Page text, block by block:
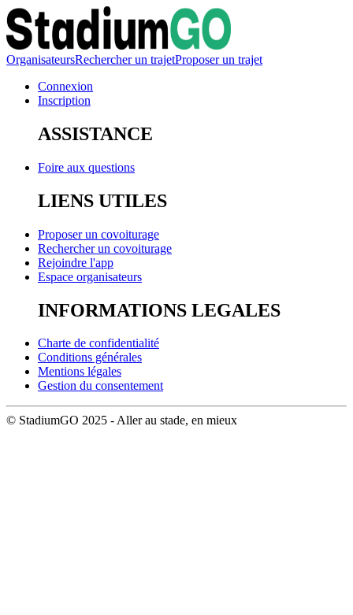
OrganisateursRechercher un trajetProposer un trajet
Connexion
Inscription
ASSISTANCE
Foire aux questions
LIENS UTILES
Proposer un covoiturage
Rechercher un covoiturage
Rejoindre l'app
Espace organisateurs
INFORMATIONS LEGALES
Charte de confidentialité
Conditions générales
Mentions légales
Gestion du consentement
© StadiumGO 2025 - Aller au stade, en mieux